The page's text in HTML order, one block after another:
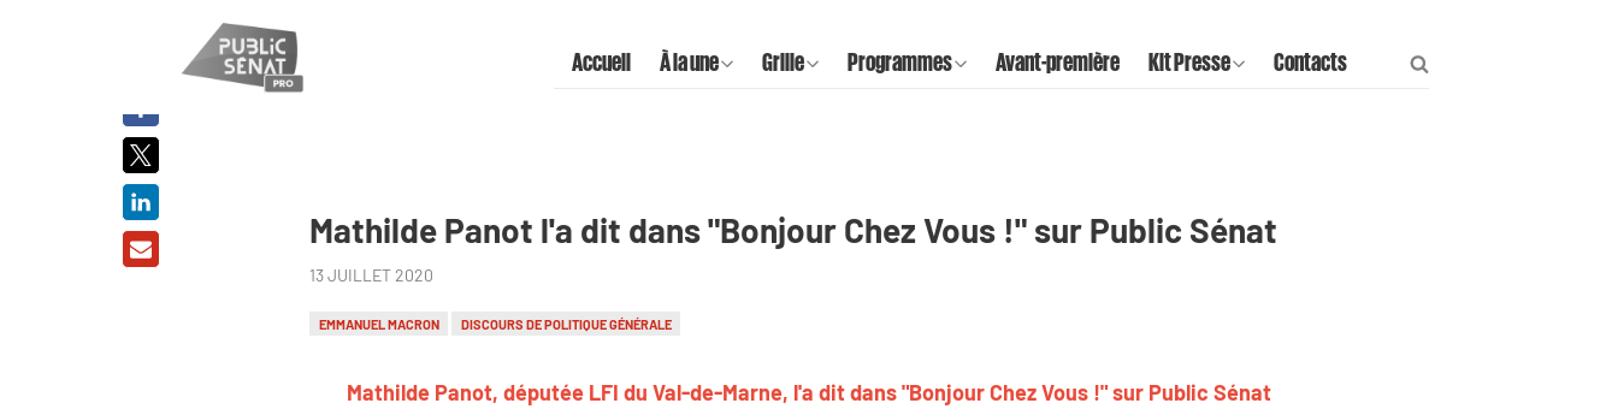
Accueil À la une Grille Programmes Avant-première Kit Presse Contacts
Mathilde Panot l'a dit dans "Bonjour Chez Vous !" sur Public Sénat
13 JUILLET 2020
EMMANUEL MACRON DISCOURS DE POLITIQUE GÉNÉRALE
Mathilde Panot, députée LFI du Val-de-Marne, l'a dit dans "Bonjour Chez Vous !" sur Public Sénat